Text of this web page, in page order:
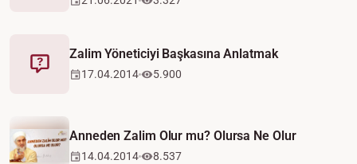
Fetva
Zalim Yöneticiyi Başkasına Anlatmak
17.04.2014 5.900
Video
Anneden Zalim Olur mu? Olursa Ne Olur
14.04.2014 8.537